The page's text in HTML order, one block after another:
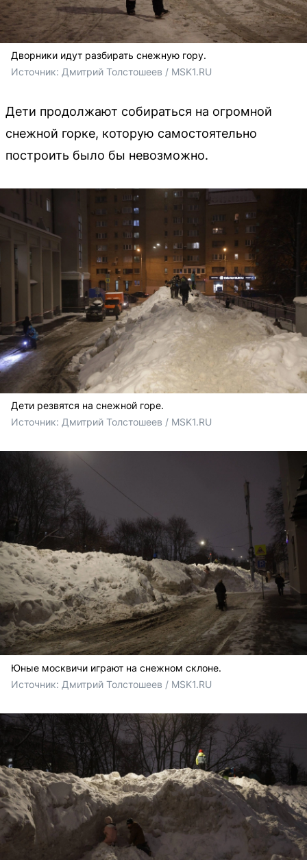
Дворники идут разбирать снежную гору.
Источник: Дмитрий Толстошеев / MSK1.RU
Дети продолжают собираться на огромной
снежной горке, которую самостоятельно
построить было бы невозможно.
Дети резвятся на снежной горе.
Источник: Дмитрий Толстошеев / MSK1.RU
Юные москвичи играют на снежном склоне.
Источник: Дмитрий Толстошеев / MSK1.RU